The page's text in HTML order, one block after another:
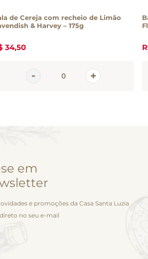
de Cereja com recheio de Limão
Cavendish & Harvey – 175g
34,50
em
e promoções da Casa Santa Luzia
no seu e-mail